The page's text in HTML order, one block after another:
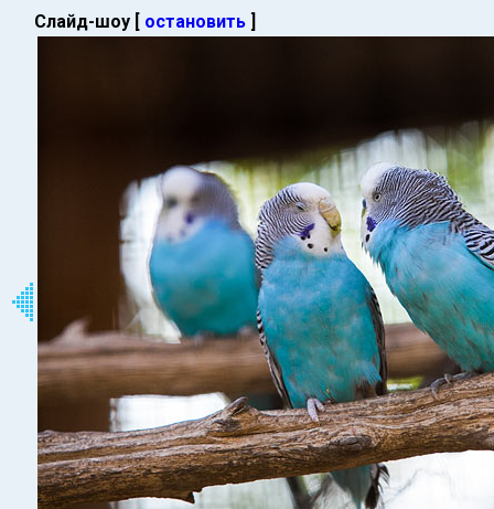
Слайд-шоу [ остановить ]